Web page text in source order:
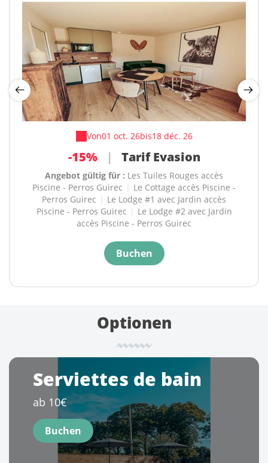
Von01 oct. 26bis18 déc. 26
-15% | Tarif Evasion
Angebot gültig für : Les Tuiles Rouges accès
Piscine - Perros Guirec
Le Cottage accès Piscine -
Perros Guirec
Le Lodge #1 avec Jardin accès
Piscine - Perros Guirec
Le Lodge #2 avec Jardin
accès Piscine - Perros Guirec
Buchen
Von20 août 26bis26 mars 27
| Réduction à la semaine
Angebot gültig für : Les Tuiles Rouges accès
Piscine - Perros Guirec
Le Cottage accès Piscine -
Perros Guirec
Le Lodge #1 avec Jardin accès
Piscine - Perros Guirec
Le Lodge #2 avec Jardin
accès Piscine - Perros Guirec | La Villa avec Jardin
Buchen
Optionen
Serviettes de bain
ab 10€
Buchen